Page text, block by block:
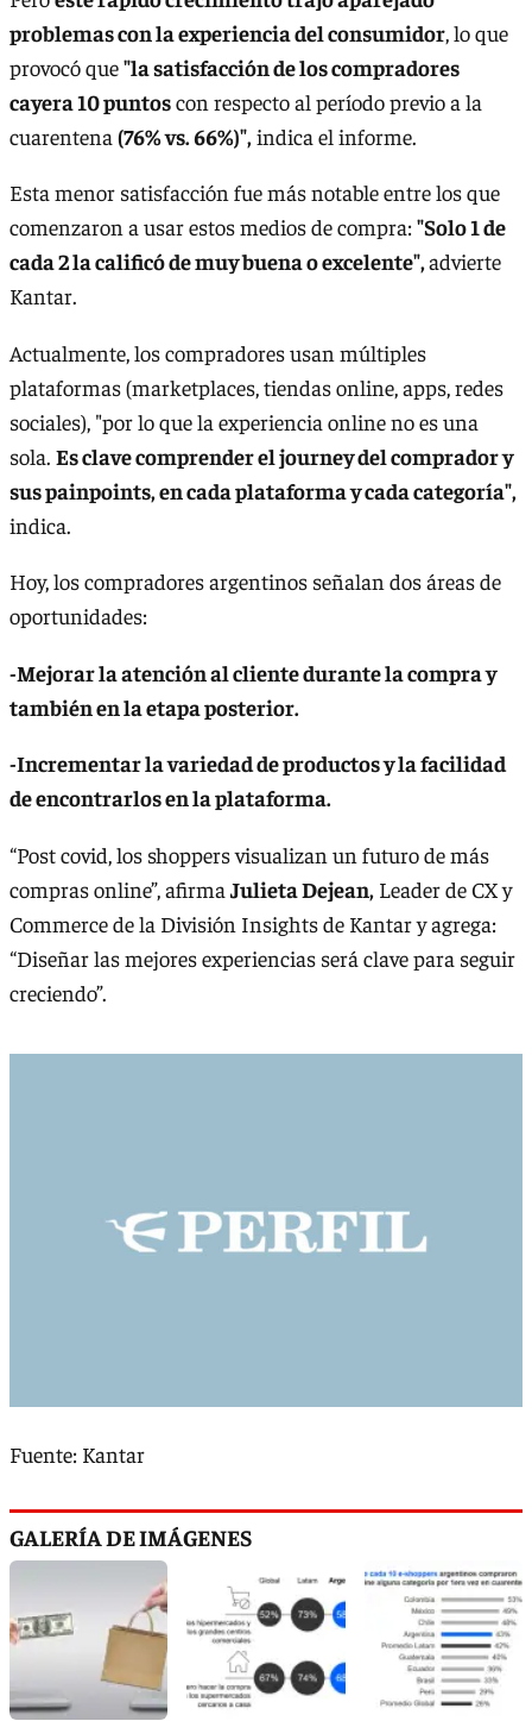
problemas con la experiencia del consumidor, lo que
provocó que"la satisfacción de los compradores
cayera 10 puntoscon respecto al período previo a la
cuarentena (76% vs. 66%)",indica el informe.
Esta menor satisfacción fue más notable entre los que
comenzaron a usar estos medios de compra:"Solo 1 de
cada 2 la calificó de muy buena o excelente",advierte
Kantar.
Actualmente, los compradores usan múltiples
plataformas (marketplaces, tiendas online, apps, redes
sociales), "por lo que la experiencia online no es una
sola. Es clave comprender el journey del comprador y
sus painpoints, en cada plataforma y cada categoría",
indica.
Hoy, los compradores argentinos señalan dos áreas de
oportunidades:
-Mejorar la atención al cliente durante la compra y
también en la etapa posterior.
-Incrementar la variedad de productos y la facilidad
de encontrarlos en la plataforma.
“Post covid, los shoppers visualizan un futuro de más
compras online”, afirma Julieta Dejean, Leader de CX y
Commerce de la División Insights de Kantar y agrega:
“Diseñar las mejores experiencias será clave para seguir
creciendo”.
Fuente: Kantar
GALERÍA DE IMÁGENES